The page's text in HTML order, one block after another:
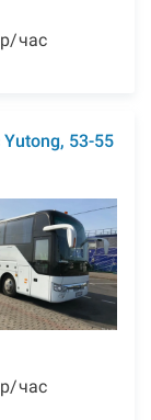
р/час
53-55
р/час